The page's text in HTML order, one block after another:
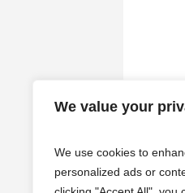
We value your
We use cookies to
personalized ads or